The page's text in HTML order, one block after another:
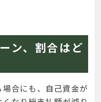
ン、割合はど
合にも、自己資金が